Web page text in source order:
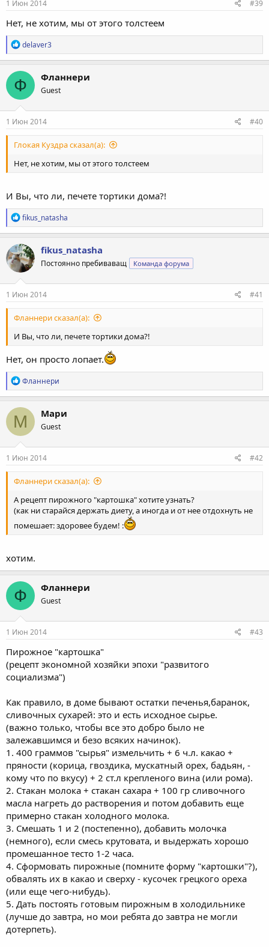
1 Июн 2014 #39
Нет, не хотим, мы от этого толстеем
Р
е
а
к
ц
и
и
:
delaver3
Ф Фланнери
Guest
1 Июн 2014 #40
Глокая Куздра сказал(а):
Нет, не хотим, мы от этого толстеем
И Вы, что ли, печете тортики дома?!
Р
е
а
к
ц
и
и
:
fikus_natasha
fikus_natasha
Постоянно пребиваващ Команда форума
1 Июн 2014 #41
Фланнери сказал(а):
И Вы, что ли, печете тортики дома?!
Нет, он просто лопает.
Р
е
а
к
ц
и
и
:
Фланнери
М Мари
Guest
1 Июн 2014 #42
Фланнери сказал(а):
А рецепт пирожного "картошка" хотите узнать?
(как ни старайся держать диету, а иногда и от нее отдохнуть не
помешает: здоровее будем! :
хотим.
Ф Фланнери
Guest
1 Июн 2014 #43
Пирожное "картошка"
(рецепт экономной хозяйки эпохи "развитого
социализма")
Как правило, в доме бывают остатки печенья,баранок,
сливочных сухарей: это и есть исходное сырье.
(важно только, чтобы все это добро было не
залежавшимся и безо всяких начинок).
1. 400 граммов "сырья" измельчить + 6 ч.л. какао +
пряности (корица, гвоздика, мускатный орех, бадьян, -
кому что по вкусу) + 2 ст.л крепленого вина (или рома).
2. Стакан молока + стакан сахара + 100 гр сливочного
масла нагреть до растворения и потом добавить еще
примерно стакан холодного молока.
3. Смешать 1 и 2 (постепенно), добавить молочка
(немного), если смесь крутовата, и выдержать хорошо
промешанное тесто 1-2 часа.
4. Сформовать пирожные (помните форму "картошки"?),
обвалять их в какао и сверху - кусочек грецкого ореха
(или еще чего-нибудь).
5. Дать постоять готовым пирожным в холодильнике
(лучше до завтра, но мои ребята до завтра не могли
дотерпеть).